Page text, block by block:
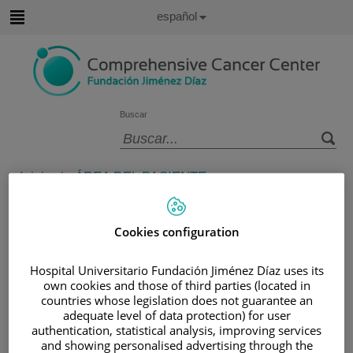
contenido
Buscar
Idioma
Español
Inicio/ÁREA DEL PACIENTE
PORTAL DEL PACIENTE
RECOMENDACIONES AL ALTA
RECOMENDACIONES AL ALTA DEL PACIENTE CON
QUIMIOTERAPIA
Efectos secundarios de la Quimioterapia:
Cookies configuration
Hospital Universitario Fundación Jiménez Díaz uses its
own cookies and those of third parties (located in
countries whose legislation does not guarantee an
adequate level of data protection) for user
authentication, statistical analysis, improving services
and showing personalised advertising through the